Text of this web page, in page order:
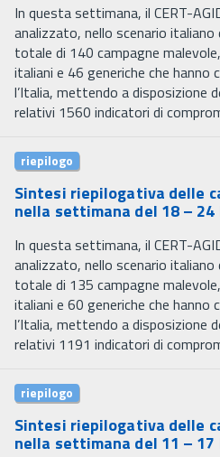
In questa settimana, il CERT-
analizzato, nello scenario
totale di 140 campagne
italiani e 46 generiche che hanno
l’Italia, mettendo a disposizione
relativi 1560 indicatori di
riepilogo
Sintesi riepilogativa delle
nella settimana del 18 –
In questa settimana, il CERT-
analizzato, nello scenario
totale di 135 campagne
italiani e 60 generiche che hanno
l’Italia, mettendo a disposizione
relativi 1191 indicatori di
riepilogo
Sintesi riepilogativa delle
nella settimana del 11 –